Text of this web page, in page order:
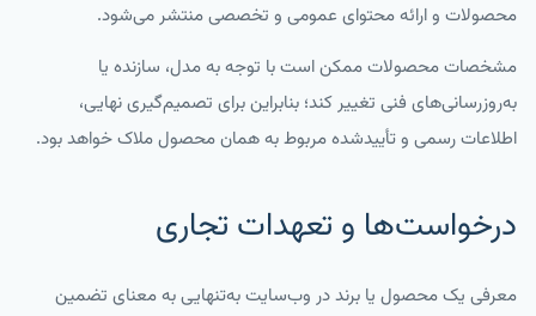
محصولات و ارائه محتوای عمومی و تخصصی منتشر می‌شود.
مشخصات محصولات ممکن است با توجه به مدل، سازنده یا
به‌روزرسانی‌های فنی تغییر کند؛ بنابراین برای تصمیم‌گیری نهایی،
اطلاعات رسمی و تأییدشده مربوط به همان محصول ملاک خواهد بود.
درخواست‌ها و تعهدات تجاری
معرفی یک محصول یا برند در وب‌سایت به‌تنهایی به معنای تضمین